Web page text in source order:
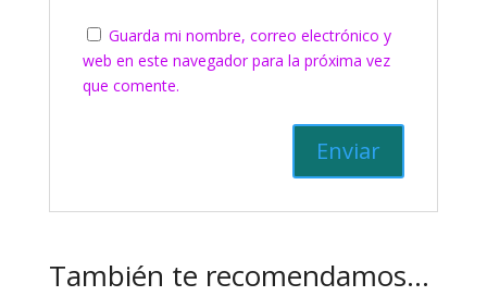
Guarda mi nombre, correo electrónico y
web en este navegador para la próxima vez
que comente.
También te recomendamos…